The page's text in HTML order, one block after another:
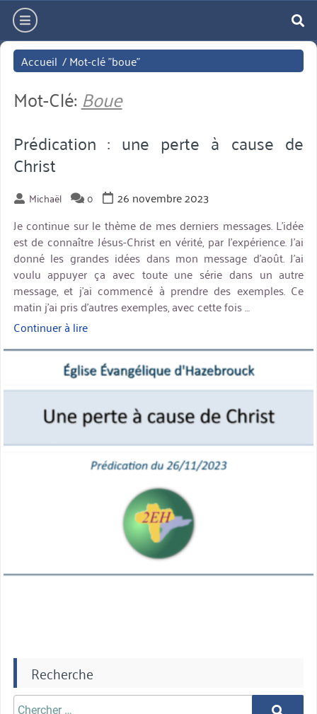
Aller
directement
au
contenu
hamburger
Accueil /Mot-clé "boue"
Mot-Clé: Boue
Prédication : une perte à cause de
Christ
Michaël 0
26 novembre 2023
Je continue sur le thème de mes derniers messages. L’idée
est de connaître Jésus-Christ en vérité, par l’expérience. J’ai
donné les grandes idées dans mon message d’août. J’ai
voulu appuyer ça avec toute une série dans un autre
message, et j’ai commencé à prendre des exemples. Ce
matin j’ai pris d’autres exemples, avec cette fois …
Continuer à lire« Prédication
une
perte
à
cause
de
Christ »
miniature
Recherche
Chercher
Chercher